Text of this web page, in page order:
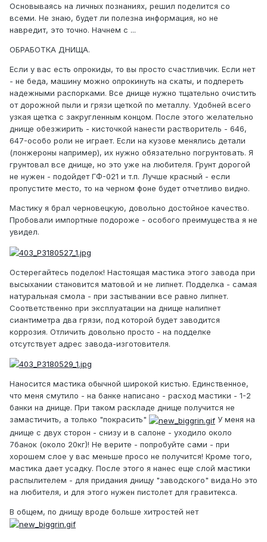
Основываясь на личных познаниях, решил поделится со
всеми. Не знаю, будет ли полезна информация, но не
навредит, это точно. Начнем с ...
ОБРАБОТКА ДНИЩА.
Если у вас есть опрокиды, то вы просто счастливчик. Если нет
- не беда, машину можно опрокинуть на скаты, и подпереть
надежными распорками. Все днище нужно тщательно очистить
от дорожной пыли и грязи щеткой по металлу. Удобней всего
узкая щетка с закругленным концом. После этого желательно
днище обезжирить - кисточкой нанести растворитель - 646,
647-особо роли не играет. Если на кузове менялись детали
(лонжероны например), их нужно обязательно погрунтовать. Я
грунтовал все днище, но это уже на любителя. Грунт дорогой
не нужен - подойдет ГФ-021 и т.п. Лучше красный - если
пропустите место, то на черном фоне будет отчетливо видно.
Мастику я брал черновецкую, довольно достойное качество.
Пробовали импортные подороже - особого преимущества я не
увидел.
Остерегайтесь поделок! Настоящая мастика этого завода при
высыхании становится матовой и не липнет. Подделка - самая
натуральная смола - при застывании все равно липнет.
Соответственно при эксплуатации на днище налипнет
сиантиметра два грязи, под которой будет заводится
коррозия. Отличить довольно просто - на подделке
отсутствует адрес завода-изготовителя.
Наносится мастика обычной широкой кистью. Единственное,
что меня смутило - на банке написано - расход мастики - 1-2
банки на днище. При таком раскладе днище получится не
замастичить, а только "покрасить"
У меня на
днище с двух сторон - снизу и в салоне - уходило около
7банок (около 20кг)! Не верите - попробуйте сами - при
хорошем слое у вас меньше просо не получится! Кроме того,
мастика дает усадку. После этого я нанес еще слой мастики
распылителем - для придания днищу "заводского" вида.Но это
на любителя, и для этого нужен пистолет для гравитекса.
В общем, по днищу вроде больше хитростей нет